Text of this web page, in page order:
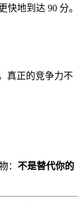
快地到达 90 分。
真正的竞争力不
： 不是替代你的